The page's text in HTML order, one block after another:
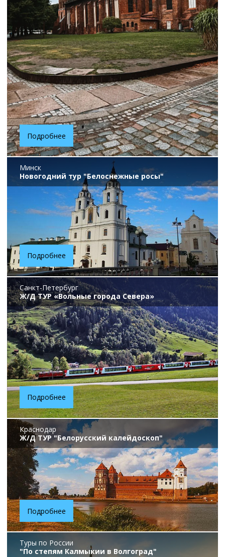
Подробнее
Минск
Новогодний тур "Белоснежные росы"
Подробнее
Санкт-Петербург
Ж/Д ТУР «Вольные города Севера»
Подробнее
Краснодар
Ж/Д ТУР "Белорусский калейдоскоп"
Подробнее
Туры по России
"По степям Калмыкии в Волгоград"